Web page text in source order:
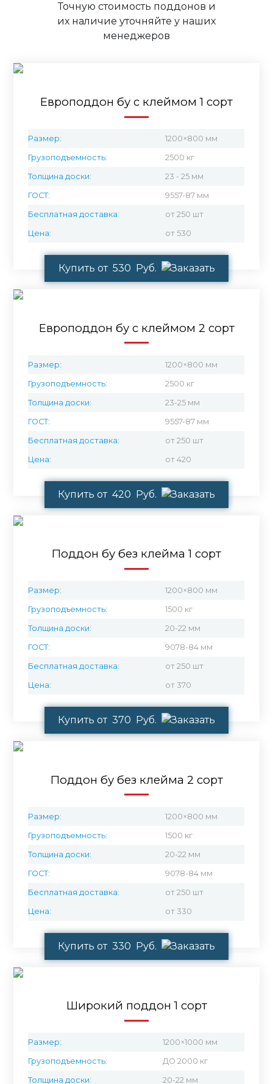
Точную стоимость поддонов и
их наличие уточняйте у наших
менеджеров
Европоддон бу с клеймом 1 сорт
Размер: 1200×800 мм
Грузоподъемность: 2500 кг
Толщина доски: 23 - 25 мм
ГОСТ: 9557-87 мм
Бесплатная доставка: от 250 шт
Цена: от 530
Купить от 530 Руб.
Европоддон бу с клеймом 2 сорт
Размер: 1200×800 мм
Грузоподъемность: 2500 кг
Толщина доски: 23-25 мм
ГОСТ: 9557-87 мм
Бесплатная доставка: от 250 шт
Цена: от 420
Купить от 420 Руб.
Поддон бу без клейма 1 сорт
Размер: 1200×800 мм
Грузоподъемность: 1500 кг
Толщина доски: 20-22 мм
ГОСТ: 9078-84 мм
Бесплатная доставка: от 250 шт
Цена: от 370
Купить от 370 Руб.
Поддон бу без клейма 2 сорт
Размер: 1200×800 мм
Грузоподъемность: 1500 кг
Толщина доски: 20-22 мм
ГОСТ: 9078-84 мм
Бесплатная доставка: от 250 шт
Цена: от 330
Купить от 330 Руб.
Широкий поддон 1 сорт
Размер: 1200×1000 мм
Грузоподъемность: ДО 2000 кг
Толщина доски: 20-22 мм